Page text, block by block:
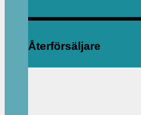
Återförsäljare